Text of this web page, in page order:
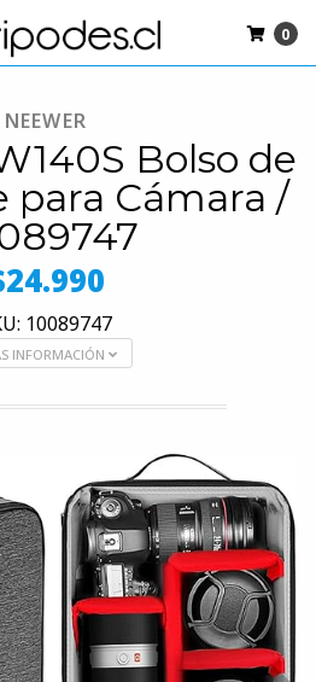
0
NEEWER
Bolso de
para Cámara /
10089747
INFORMACIÓN